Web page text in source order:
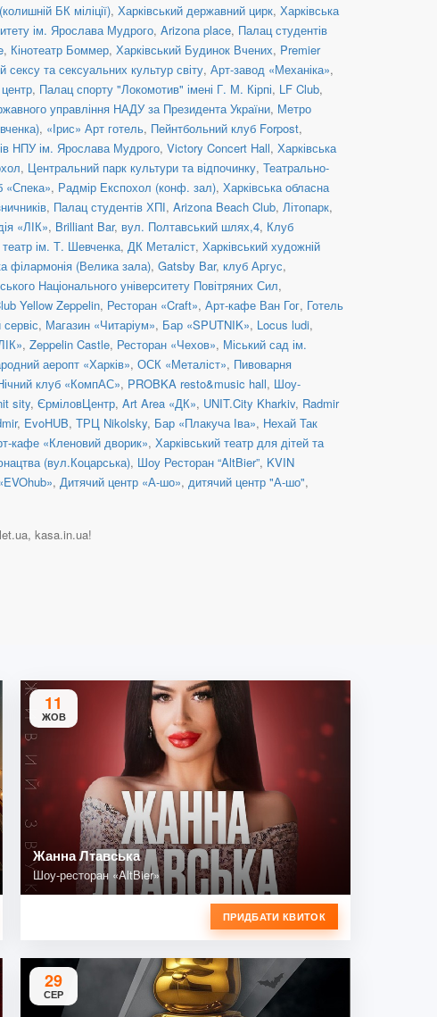
БК міліції), Харківський державний цирк, Харківська
ім. Ярослава Мудрого, Arizona place, Палац студентів
, Кінотеатр Боммер, Харківський Будинок Вчених, Premier
сексу та сексуальних культур світу, Арт-завод «Механіка»,
, Палац спорту "Локомотив" імені Г. М. Кірпі, LF Club,
управління НАДУ за Президента України, Метро
, «Ірис» Арт готель, Пейнтбольний клуб Forpost,
НПУ ім. Ярослава Мудрого, Victory Concert Hall, Харківська
, Центральний парк культури та відпочинку, Театрально-
«Спека», Радмір Експохол (конф. зал), Харківська обласна
, Палац студентів ХПІ, Arizona Beach Club, Літопарк,
«ЛІК», Brilliant Bar, вул. Полтавський шлях,4, Клуб
ім. Т. Шевченка, ДК Металіст, Харківський художній
філармонія (Велика зала), Gatsby Bar, клуб Аргус,
Національного університету Повітряних Сил,
Yellow Zeppelin, Ресторан «Craft», Арт-кафе Ван Гог, Готель
, Магазин «Читаріум», Бар «SPUTNIK», Locus ludi,
, Zeppelin Castle, Ресторан «Чехов», Міський сад ім.
аеропт «Харків», ОСК «Металіст», Пивоварня
клуб «КомпАС», PROBKA resto&music hall, Шоу-
sity, ЄрміловЦентр, Art Area «ДК», UNIT.City Kharkiv, Radmir
, EvoHUB, ТРЦ Nikolsky, Бар «Плакуча Іва», Нехай Так
кафе «Кленовий дворик», Харківський театр для дітей та
(вул.Коцарська), Шоу Ресторан “AltBier”, KVIN
, Дитячий центр «А-шо», дитячий центр "А-шо",
kasa.in.ua!
11
ЖОВ
Жанна Лтавська
Шоу-ресторан «AltBier»
ПРИДБАТИ КВИТОК
29
СЕР